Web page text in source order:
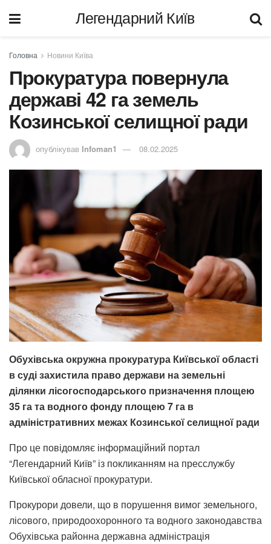
Легендарний Київ
Головна Новини Київа
Прокуратура повернула
державі 42 га земель
Козинської селищної ради
опублікував Infoman1 08.02.2025
Обухівська окружна прокуратура Київської області
в суді захистила право держави на земельні
ділянки лісогосподарського призначення площею
35 га та водного фонду площею 7 га в
адміністративних межах Козинської селищної ради
Про це повідомляє інформаційний портал
“Легендарний Київ” із покликанням на пресслужбу
Київської обласної прокуратури.
Прокурори довели, що в порушення вимог земельного,
лісового, природоохоронного та водного законодавства
Обухівська районна державна адміністрація